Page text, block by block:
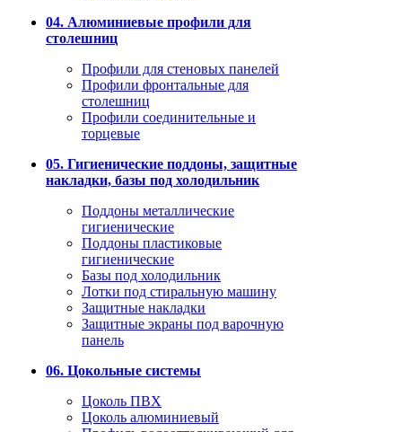
04. Алюминиевые профили для
столешниц
Профили для стеновых панелей
Профили фронтальные для
столешниц
Профили соединительные и
торцевые
05. Гигиенические поддоны, защитные
накладки, базы под холодильник
Поддоны металлические
гигиенические
Поддоны пластиковые
гигиенические
Базы под холодильник
Лотки под стиральную машину
Защитные накладки
Защитные экраны под варочную
панель
06. Цокольные системы
Цоколь ПВХ
Цоколь алюминиевый